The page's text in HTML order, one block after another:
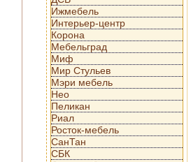
Ижмебель
Интерьер-центр
Корона
Мебельград
Миф
Мир Стульев
Мэри мебель
Нео
Пеликан
Риал
Росток-мебель
СанТан
СБК